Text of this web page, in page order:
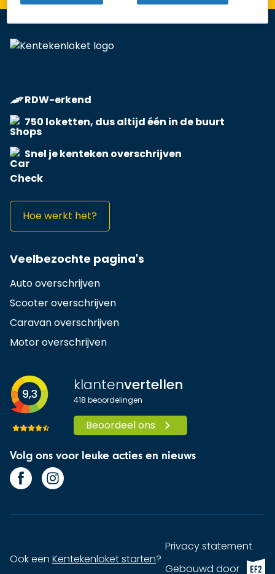
RDW-erkend
750 loketten, dus altijd één in de buurt
Snel je kenteken overschrijven
Hoe werkt het?
Veelbezochte pagina's
Auto overschrijven
Scooter overschrijven
Caravan overschrijven
Motor overschrijven
9,3 klantenvertellen
418 beoordelingen
Beoordeel ons
Volg ons voor leuke acties en nieuws
Ook een Kentekenloket starten?
Privacy statement
Gebouwd doorEF2